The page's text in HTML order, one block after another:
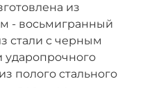
из
- восьмигранный
стали с черным
полого стального